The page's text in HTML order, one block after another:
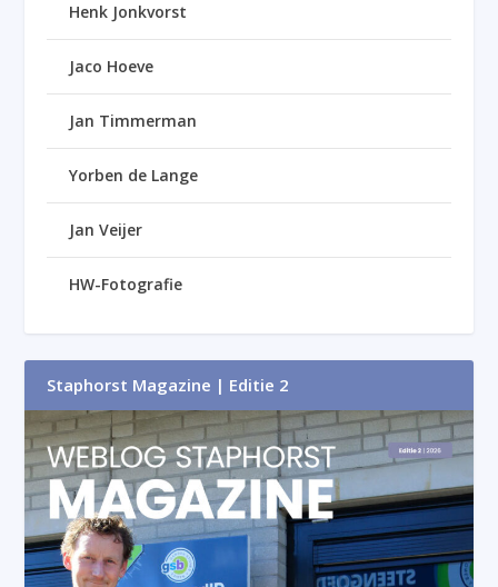
Henk Jonkvorst
Jaco Hoeve
Jan Timmerman
Yorben de Lange
Jan Veijer
HW-Fotografie
Staphorst Magazine | Editie 2